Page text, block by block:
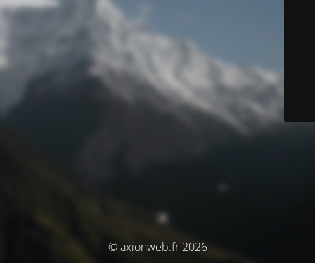
© axionweb.fr 2026